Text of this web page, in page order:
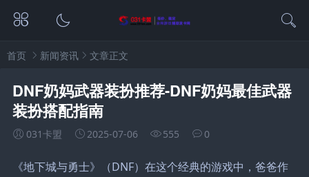
首页 新闻资讯 文章正文
DNF奶妈武器装扮推荐-DNF奶妈最佳武器
装扮搭配指南
031卡盟 2025-07-06 555 0
《地下城与勇士》（DNF）在这个经典的游戏中，爸爸作